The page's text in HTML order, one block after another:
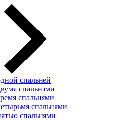
спальней
спальнями
спальнями
спальнями
спальнями